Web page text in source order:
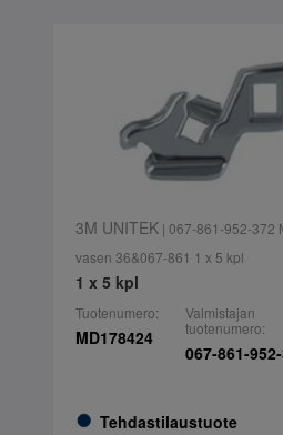
3M UNITEK| 067-861-952-372
vasen 36&067-861 1 x 5 kpl
1 x 5 kpl
Tuotenumero:
MD178424
Tehdastilaustuote
Valmistajan
tuotenumero:
067-861-